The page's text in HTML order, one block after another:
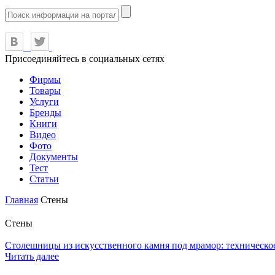
Присоединяйтесь в социальных сетях
Фирмы
Товары
Услуги
Бренды
Книги
Видео
Фото
Документы
Тест
Статьи
Главная Стены
Стены
Столешницы из искусственного камня под мрамор:
Читать далее